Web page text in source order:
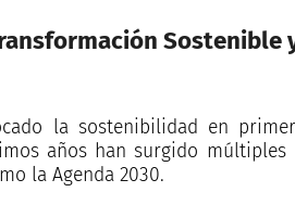
Sostenible
la sostenibilidad en
años han surgido
la Agenda 2030.